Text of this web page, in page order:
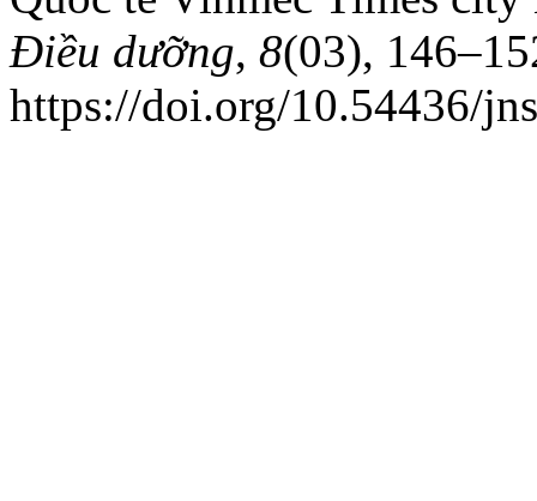
Điều dưỡng, 8(03),
https://doi.org/10.54436/